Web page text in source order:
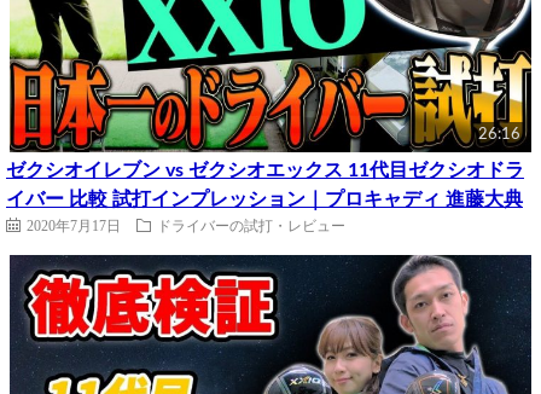
26:16
ゼクシオイレブン vs ゼクシオエックス 11代目ゼクシオドラ
イバー 比較 試打インプレッション｜プロキャディ 進藤大典
2020年7月17日 ドライバーの試打・レビュー